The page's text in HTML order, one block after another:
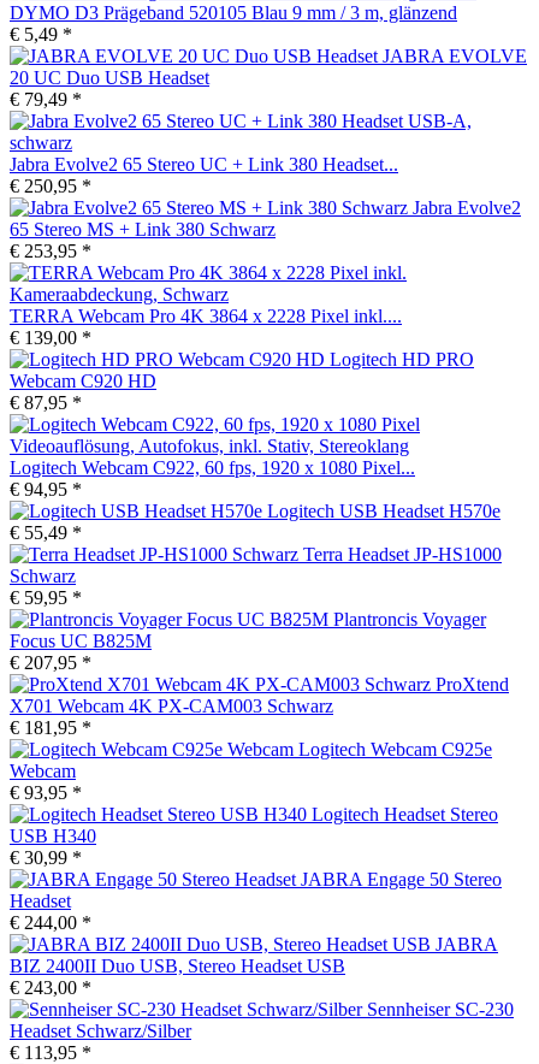
DYMO D3 Prägeband 520105 Blau 9 mm / 3 m, glänzend
€ 5,49 *
JABRA EVOLVE
20 UC Duo USB Headset
€ 79,49 *
Jabra Evolve2 65 Stereo UC + Link 380 Headset...
€ 250,95 *
Jabra Evolve2
65 Stereo MS + Link 380 Schwarz
€ 253,95 *
TERRA Webcam Pro 4K 3864 x 2228 Pixel inkl....
€ 139,00 *
Logitech HD PRO
Webcam C920 HD
€ 87,95 *
Logitech Webcam C922, 60 fps, 1920 x 1080 Pixel...
€ 94,95 *
Logitech USB Headset H570e
€ 55,49 *
Terra Headset JP-HS1000
Schwarz
€ 59,95 *
Plantroncis Voyager
Focus UC B825M
€ 207,95 *
ProXtend
X701 Webcam 4K PX-CAM003 Schwarz
€ 181,95 *
Logitech Webcam C925e
Webcam
€ 93,95 *
Logitech Headset Stereo
USB H340
€ 30,99 *
JABRA Engage 50 Stereo
Headset
€ 244,00 *
JABRA
BIZ 2400II Duo USB, Stereo Headset USB
€ 243,00 *
Sennheiser SC-230
Headset Schwarz/Silber
€ 113,95 *